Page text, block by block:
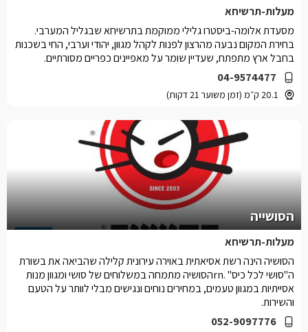
מעלות-תרשיחא
04-9574477
20.1 ק״מ (זמן משוער 21 דקות)
מסעדת אלומה-ביסטרו גלילי ממוקמת בתרשיחא שבגליל המערבי.
בחירת המקום נבעה מהרצון לפנות לקהל מגוון, יהודי וערבי, החי בשכנות
בחבל ארץ מתפתח, שעדיין שומר על מאפיינים כפריים מסורתיים.
הסושייה
מעלות-תרשיחא
052-9097776
הסושיה הינה רשת אסיאתית באוירה עירונית קלילה שהביאה את בשורת
ה"סושי לכל כיס" .rnהסושיה מתמחה במשלוחים של סושי ומגוון מנות
אסייתיות במגוון טעמים, במחירים נוחים ונגישים מבלי לוותר על הטעם
והשירות.